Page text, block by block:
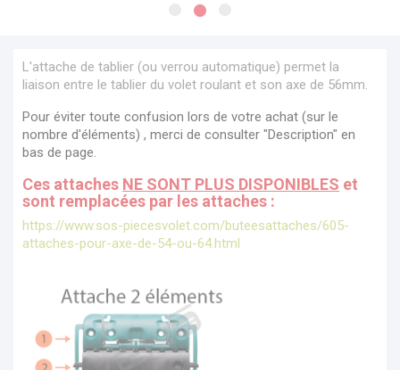
L'attache de tablier (ou verrou automatique) permet la
liaison entre le tablier du volet roulant et son axe de 56mm.
Pour éviter toute confusion lors de votre achat (sur le
nombre d'éléments) , merci de consulter "Description" en
bas de page.
Ces attaches NE SONT PLUS DISPONIBLES et
sont remplacées par les attaches :
https://www.sos-piecesvolet.com/buteesattaches/605-
attaches-pour-axe-de-54-ou-64.html